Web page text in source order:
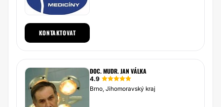
KONTAKTOVAT
DOC. MUDR. JAN VÁLKA
4.9
Brno, Jihomoravský kraj